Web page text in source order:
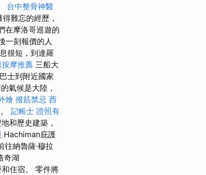
台中整骨神醫
難忘的經歷，
在摩洛哥巡遊的
一刻報價的人
很短，到達羅
按摩推薦 三船大
士到附近國家
氣候是大陸，
燴 撥筋禁忌 西
記帳士 證照有
和歷史建築，
Hachiman庇護
往納魯薩·穆拉
奇湖
住宿。 零件將